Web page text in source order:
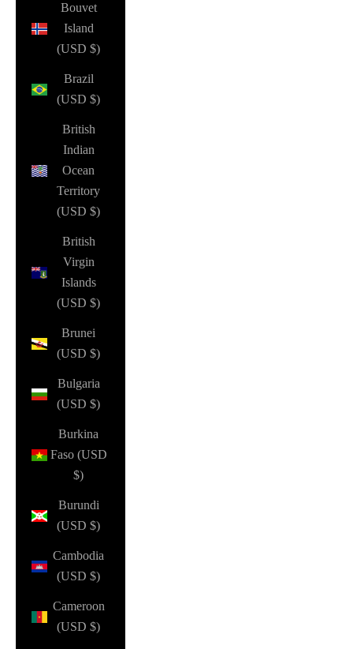
Bouvet
Island
(USD $)
Brazil
(USD $)
British
Indian
Ocean
Territory
(USD $)
British
Virgin
Islands
(USD $)
Brunei
(USD $)
Bulgaria
(USD $)
Burkina
Faso (USD
$)
Burundi
(USD $)
Cambodia
(USD $)
Cameroon
(USD $)